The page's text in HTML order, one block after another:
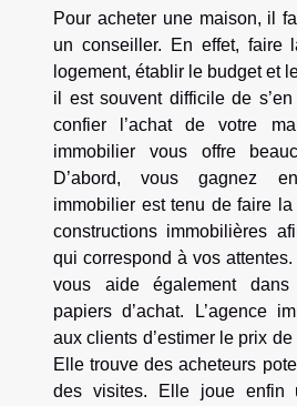
Pour acheter une maison, il
un conseiller. En effet, faire
logement, établir le budget et
il est souvent difficile de
confier l’achat de votre
immobilier vous offre
D’abord, vous gagnez
immobilier est tenu de faire
constructions immobilières
qui correspond à vos attentes.
vous aide également dans
papiers d’achat. L’agence
aux clients d’estimer le prix
Elle trouve des acheteurs
des visites. Elle joue enfin